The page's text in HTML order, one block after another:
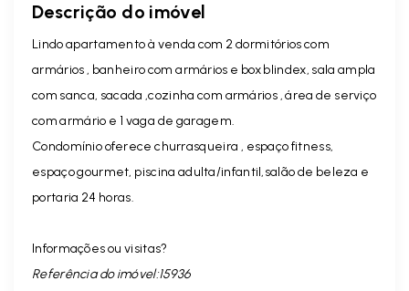
Descrição do imóvel
Lindo apartamento à venda com 2 dormitórios com
armários , banheiro com armários e box blindex, sala ampla
com sanca, sacada ,cozinha com armários , área de serviço
com armário e 1 vaga de garagem.
Condomínio oferece churrasqueira , espaço fitness,
espaço gourmet, piscina adulta/infantil,salão de beleza e
portaria 24 horas.
Informações ou visitas?
Referência do imóvel:15936